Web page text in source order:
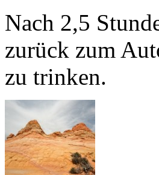
Nach 2,5
zurück zum
zu trinken.